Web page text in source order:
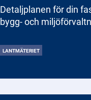
Detaljplanen för din
bygg- och
LANTMÄTERIET